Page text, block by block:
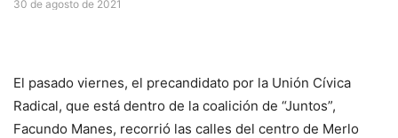
30 de agosto de 2021
El pasado viernes, el precandidato por la Unión Cívica
Radical, que está dentro de la coalición de “Juntos”,
Facundo Manes, recorrió las calles del centro de Merlo